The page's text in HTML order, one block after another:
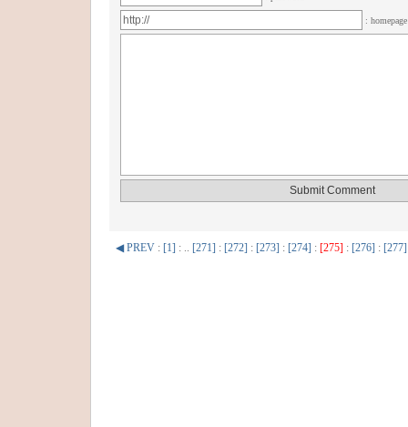
:
◀ PREV : [1] : .. [271] : [272] : [273] : [274] : [275] : [276] : [277]